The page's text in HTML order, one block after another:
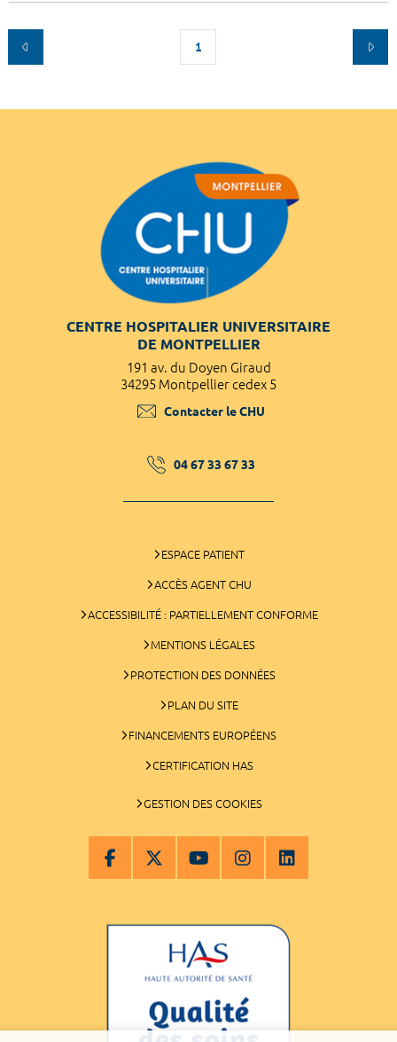
1
CENTRE HOSPITALIER UNIVERSITAIRE
DE MONTPELLIER
191 av. du Doyen Giraud
34295 Montpellier cedex 5
Contacter le CHU
04 67 33 67 33
ESPACE PATIENT
ACCÈS AGENT CHU
ACCESSIBILITÉ : PARTIELLEMENT CONFORME
MENTIONS LÉGALES
PROTECTION DES DONNÉES
PLAN DU SITE
FINANCEMENTS EUROPÉENS
CERTIFICATION HAS
GESTION DES COOKIES